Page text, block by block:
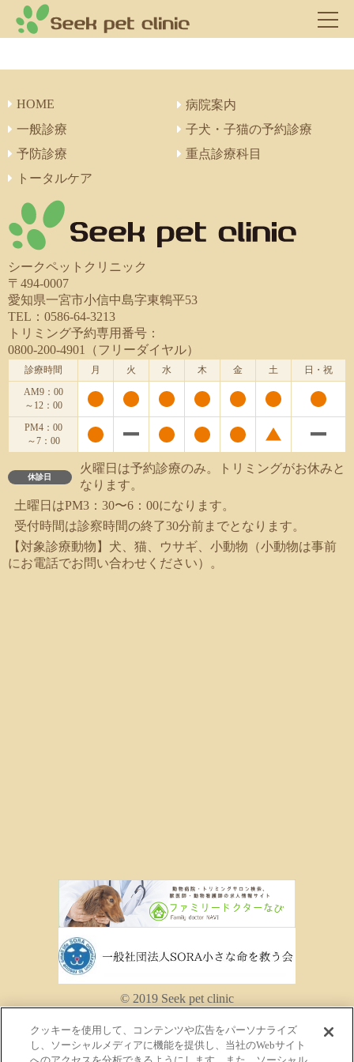
HOME
病院案内
一般診療
子犬・子猫の予約診療
予防診療
重点診療科目
トータルケア
シークペットクリニック
〒494-0007
愛知県一宮市小信中島字東鵯平53
TEL：0586-64-3213
トリミング予約専用番号：
0800-200-4901（フリーダイヤル）
診療時間 月 火 水 木 金 土
日・祝
AM9：00
～12：00
PM4：00
～7：00
休診日
火曜日は予約診療のみ。トリミングがお休みと
なります。
土曜日はPM3：30〜6：00になります。
受付時間は診察時間の終了30分前までとなります。
【対象診療動物】犬、猫、ウサギ、小動物（小動物は事前
にお電話でお問い合わせください）。
© 2019 Seek pet clinic
クッキーを使用して、コンテンツや広告をパーソナライズ
し、ソーシャルメディアに機能を提供し、当社のWebサイト